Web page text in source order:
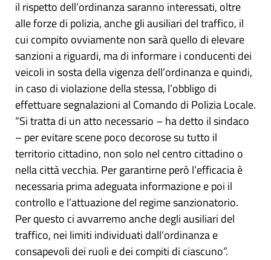
il rispetto dell’ordinanza saranno interessati, oltre
alle forze di polizia, anche gli ausiliari del traffico, il
cui compito ovviamente non sarà quello di elevare
sanzioni a riguardi, ma di informare i conducenti dei
veicoli in sosta della vigenza dell’ordinanza e quindi,
in caso di violazione della stessa, l’obbligo di
effettuare segnalazioni al Comando di Polizia Locale.
“Si tratta di un atto necessario – ha detto il sindaco
– per evitare scene poco decorose su tutto il
territorio cittadino, non solo nel centro cittadino o
nella città vecchia. Per garantirne però l’efficacia è
necessaria prima adeguata informazione e poi il
controllo e l’attuazione del regime sanzionatorio.
Per questo ci avvarremo anche degli ausiliari del
traffico, nei limiti individuati dall’ordinanza e
consapevoli dei ruoli e dei compiti di ciascuno”.